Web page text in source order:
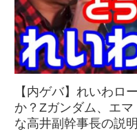
【内ゲバ】れいわロ
か？Zガンダム、エ
な高井副幹事長の説